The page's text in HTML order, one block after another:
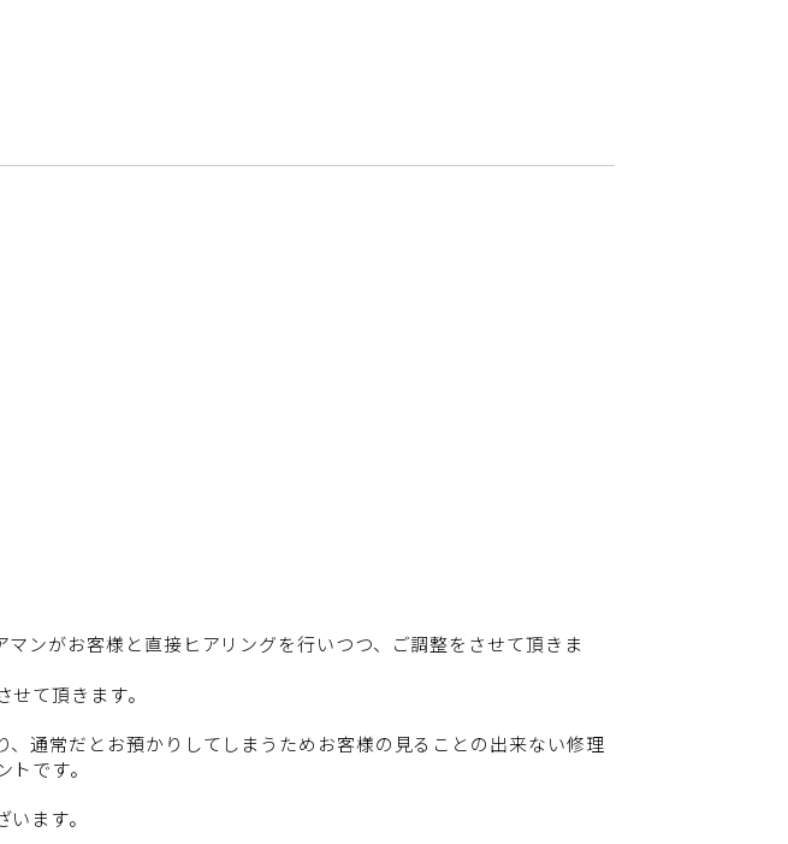
ンがお客様と直接ヒアリングを行いつつ、ご調整をさせて頂きま
て頂きます。
通常だとお預かりしてしまうためお客様の見ることの出来ない修理
です。
ます。